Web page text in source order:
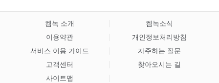
켐녹 소개
켐녹소식
이용약관
개인정보처리방침
서비스 이용 가이드
자주하는 질문
고객센터
찾아오시는 길
사이트맵